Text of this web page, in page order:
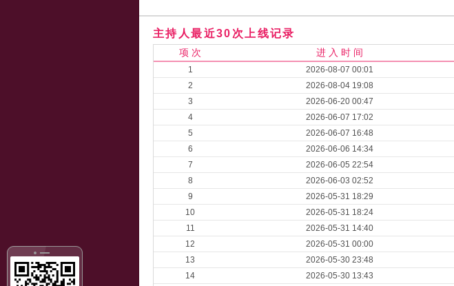
主持人最近30次上线记录
项 次 进 入 时 间
1 2026-08-07 00:01
2
2026-08-04 19:08
3
2026-06-20 00:47
4
2026-06-07 17:02
5
2026-06-07 16:48
6
2026-06-06 14:34
7
2026-06-05 22:54
8
2026-06-03 02:52
9
2026-05-31 18:29
10
2026-05-31 18:24
11
2026-05-31 14:40
12
2026-05-31 00:00
13
2026-05-30 23:48
14
2026-05-30 13:43